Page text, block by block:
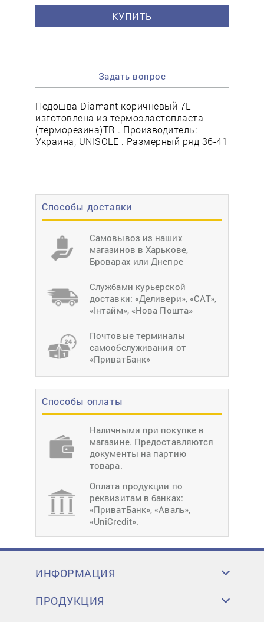
Способы доставки
Самовывоз из наших
магазинов в Харькове,
Броварах или Днепре
Службами курьерской
доставки: «Деливери», «САТ»,
«Інтайм», «Нова Пошта»
Почтовые терминалы
самообслуживания от
«ПриватБанк»
Способы оплаты
Наличными при покупке в
магазине. Предоставляются
документы на партию
товара.
Оплата продукции по
реквизитам в банках:
«ПриватБанк», «Аваль»,
«UniCredit».
КУПИТЬ
Задать вопрос
Подошва Diamant коричневый 7L
изготовлена из термоэластопласта
(терморезина)TR . Производитель:
Украина, UNISOLE . Размерный ряд 36-41
ИНФОРМАЦИЯ
ПРОДУКЦИЯ